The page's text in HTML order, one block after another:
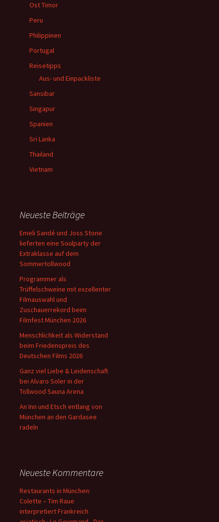
Ost Timor
Peru
Philippinen
Portugal
Reisetipps
Aus- und Einpackliste
Sansibar
Singapur
Spanien
Sri Lanka
Thailand
Vietnam
Neueste Beiträge
Emeli Sandé und Joss Stone
lieferten eine Soulparty der
Extraklasse auf dem
Sommertollwood
Programmer als
Trüffelschweine mit exzellenter
Filmauswahl und
Zuschauerrekord beim
Filmfest München 2026
Menschlichkeit als Widerstand
beim Friedenspreis des
Deutschen Films 2026
Ganz viel Liebe & Leidenschaft
bei Alvaro Soler in der
Tollwood Sauna Arena
An Inn und Etsch entlang von
München an den Gardasee
radeln
Neueste Kommentare
Restaurants in München:
Colette – Tim Raue
interpretiert Frankreich